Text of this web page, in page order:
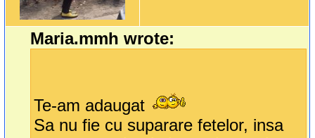
Maria.mmh wrote:
Te-am adaugat
Sa nu fie cu suparare fetelor, insa